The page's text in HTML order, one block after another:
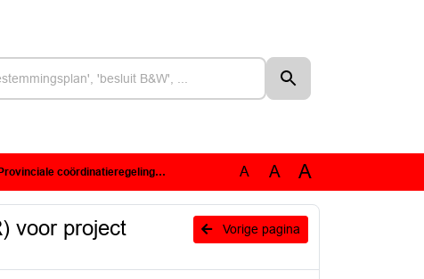
(PCR) voor project windenergier A16-zone.pdf A A A
Vorige pagina
voor project